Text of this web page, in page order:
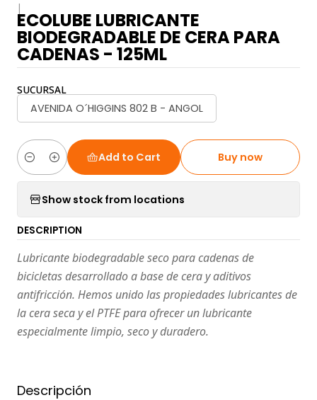
|
ECOLUBE LUBRICANTE
BIODEGRADABLE DE CERA PARA
CADENAS - 125ML
SUCURSAL
AVENIDA O´HIGGINS 802 B - ANGOL
Quantity
Add to Cart Buy now
Show stock from locations
DESCRIPTION
Lubricante biodegradable seco para cadenas de
bicicletas desarrollado a base de cera y aditivos
antifricción. Hemos unido las propiedades lubricantes de
la cera seca y el PTFE para ofrecer un lubricante
especialmente limpio, seco y duradero.
Descripción